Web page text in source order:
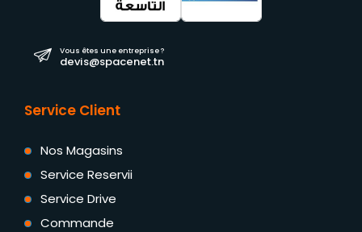
Vous êtes une entreprise ?
devis@spacenet.tn
Service Client
Nos Magasins
Service Reservii
Service Drive
Commande